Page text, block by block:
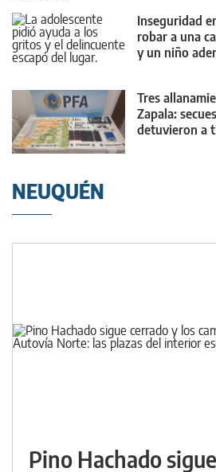
Inseguridad
robar a una
y un niño
Tres
Zapala:
detuvieron a
NEUQUÉN
Pino Hachado